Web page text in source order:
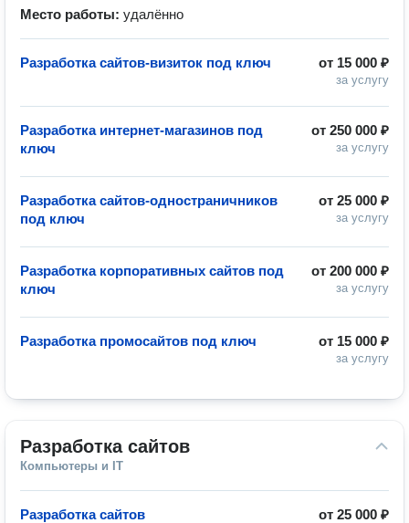
Место работы: удалённо
от 15 000 ₽
за услугу
Разработка сайтов-визиток под ключ
от 250 000 ₽
за услугу
Разработка интернет-магазинов под
ключ
от 25 000 ₽
за услугу
Разработка сайтов-одностраничников
под ключ
от 200 000 ₽
за услугу
Разработка корпоративных сайтов под
ключ
от 15 000 ₽
за услугу
Разработка промосайтов под ключ
Разработка сайтов
Компьютеры и IT
от 25 000 ₽
Разработка сайтов